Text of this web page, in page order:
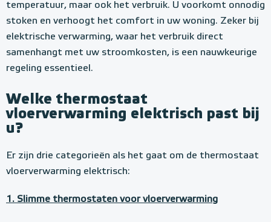
temperatuur, maar ook het verbruik. U voorkomt onnodig
stoken en verhoogt het comfort in uw woning. Zeker bij
elektrische verwarming, waar het verbruik direct
samenhangt met uw stroomkosten, is een nauwkeurige
regeling essentieel.
Welke thermostaat
vloerverwarming elektrisch past bij
u?
Er zijn drie categorieën als het gaat om de thermostaat
vloerverwarming elektrisch:
1. Slimme thermostaten voor vloerverwarming